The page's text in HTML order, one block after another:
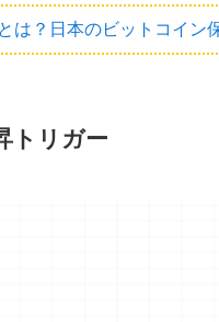
は？日本のビットコイン
トリガー